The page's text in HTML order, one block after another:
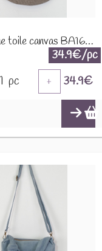
Sac banane toile canvas BA166 Taupe
34.9€/pc
1 pc + 34.9€